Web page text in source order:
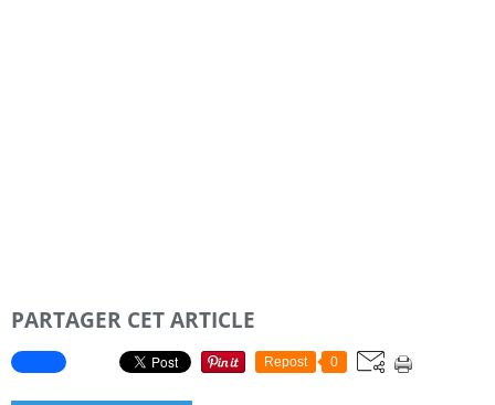
PARTAGER CET ARTICLE
Repost 0